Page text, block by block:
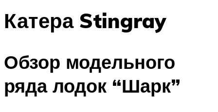
Катера Stingray
Обзор модельного
ряда лодок “Шарк”